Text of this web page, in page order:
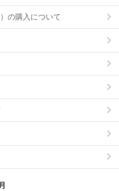
の購入について